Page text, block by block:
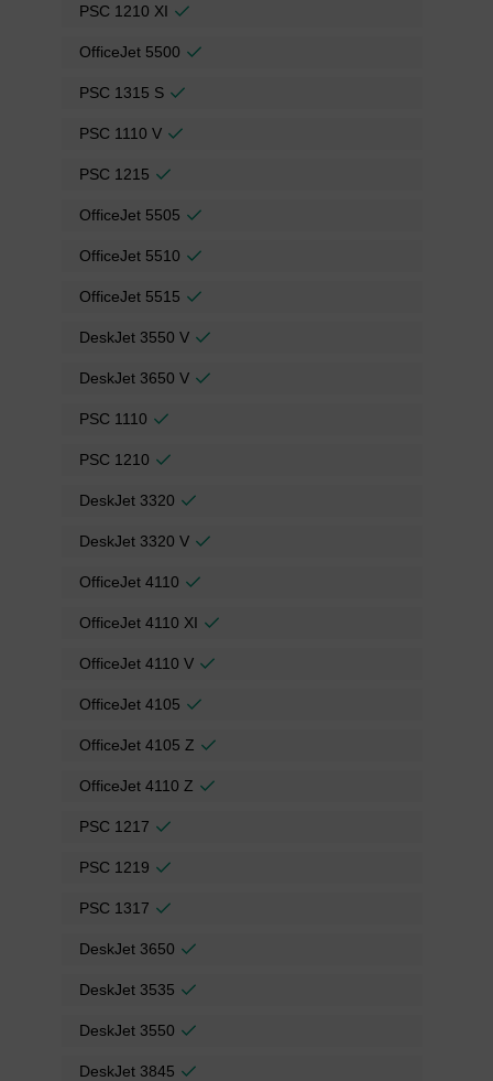
PSC 1210 XI
OfficeJet 5500
PSC 1315 S
PSC 1110 V
PSC 1215
OfficeJet 5505
OfficeJet 5510
OfficeJet 5515
DeskJet 3550 V
DeskJet 3650 V
PSC 1110
PSC 1210
DeskJet 3320
DeskJet 3320 V
OfficeJet 4110
OfficeJet 4110 XI
OfficeJet 4110 V
OfficeJet 4105
OfficeJet 4105 Z
OfficeJet 4110 Z
PSC 1217
PSC 1219
PSC 1317
DeskJet 3650
DeskJet 3535
DeskJet 3550
DeskJet 3845